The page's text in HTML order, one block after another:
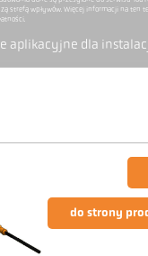
strefą wpływów. Więcej informacji na ten
aplikacyjne dla
do strony